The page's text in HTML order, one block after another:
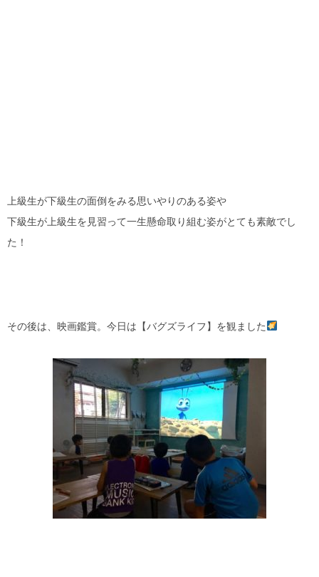
上級生が下級生の面倒をみる思いやりのある姿や
下級生が上級生を見習って一生懸命取り組む姿がとても素敵でし
た！
その後は、映画鑑賞。今日は【バグズライフ】を観ました